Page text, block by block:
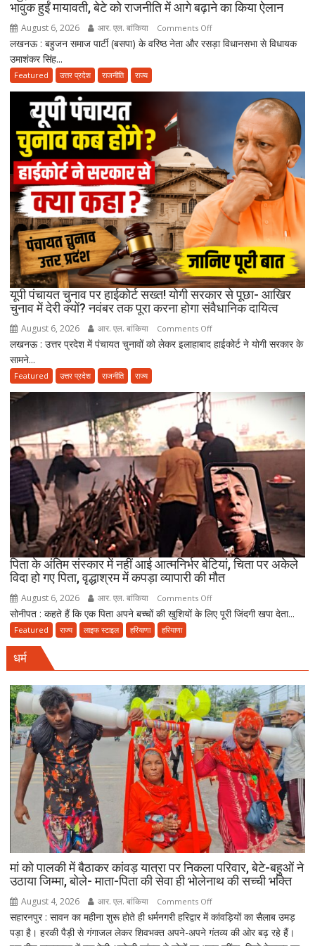
भावुक हुईं मायावती, बेटे को राजनीति में आगे बढ़ाने का किया ऐलान
August 6, 2026 आर. एल. बांकिया Comments Offon
“मुझे
से
उमाशंकर
सिंह
को
याद
कर
भावुक
हुईं
मायावती,
बेटे
को
किया
लखनऊ : बहुजन समाज पार्टी (बसपा) के वरिष्ठ नेता और रसड़ा विधानसभा से विधायक
उमाशंकर सिंह...
Featured उत्तर प्रदेश राजनीति राज्य
यूपी पंचायत चुनाव पर हाईकोर्ट सख्त! योगी सरकार से पूछा- आखिर
चुनाव में देरी क्यों? नवंबर तक पूरा करना होगा संवैधानिक दायित्व
August 6, 2026 आर. एल. बांकिया Comments Offon
यूपी
पर
हाईकोर्ट
सख्त!
योगी
से
पूछा-
आखिर
चुनाव
देरी
क्यों?
नवंबर
करना
दायित्व
लखनऊ : उत्तर प्रदेश में पंचायत चुनावों को लेकर इलाहाबाद हाईकोर्ट ने योगी सरकार के
सामने...
Featured उत्तर प्रदेश राजनीति राज्य
पिता के अंतिम संस्कार में नहीं आई आत्मनिर्भर बेटियां, चिता पर अकेले
विदा हो गए पिता, वृद्धाश्रम में कपड़ा व्यापारी की मौत
August 6, 2026 आर. एल. बांकिया Comments Offon
पिता
नहीं
आई
आत्मनिर्भर
बेटियां,
चिता
पर
अकेले
विदा
हो
गए
पिता,
वृद्धाश्रम
में
की
मौत
सोनीपत : कहते हैं कि एक पिता अपने बच्चों की खुशियों के लिए पूरी जिंदगी खपा देता...
Featured राज्य लाइफ स्टाइल हरियाणा हरियाणा
धर्म
मां को पालकी में बैठाकर कांवड़ यात्रा पर निकला परिवार, बेटे-बहुओं ने
उठाया जिम्मा, बोले- माता-पिता की सेवा ही भोलेनाथ की सच्ची भक्ति
August 4, 2026 आर. एल. बांकिया Comments Offon
मां
को
सहारनपुर : सावन का महीना शुरू होते ही धर्मनगरी हरिद्वार में कांवड़ियों का सैलाब उमड़
पड़ा है। हरकी पैड़ी से गंगाजल लेकर शिवभक्त अपने-अपने गंतव्य की ओर बढ़ रहे हैं।